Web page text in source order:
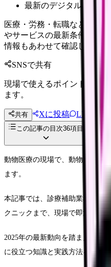
最新のデジタル技術活
医療・労務・転職など判断
やサービスの最新条件は公
情報もあわせて確認してくだ
SNSで共有
現場で使えるポイントを、
ます。
共有 Xに投稿 LINE
この記事の目次36項目
動物医療の現場で、動物看護師
ます。
本記事では、診療補助業務にお
クニックまで、現場で即活用で
2025年の最新動向を踏まえなが
に役立つ知識と実践方法をお届け